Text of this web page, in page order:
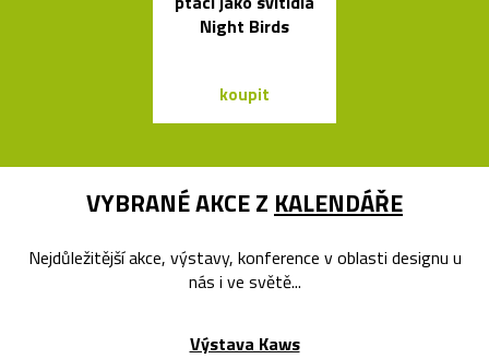
Night Birds
koupit
VYBRANÉ AKCE Z KALENDÁŘE
Nejdůležitější akce, výstavy, konference v oblasti designu u
nás i ve světě...
Výstava Kaws